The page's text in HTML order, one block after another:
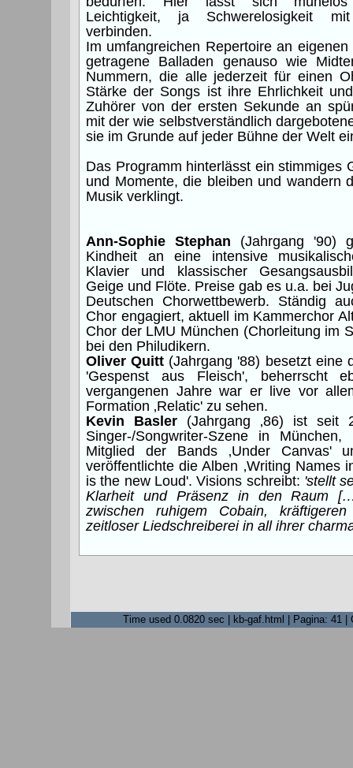
Leichtigkeit, ja Schwerelosigkeit
verbinden.
Im umfangreichen Repertoire an
getragene Balladen genauso wie
Nummern, die alle jederzeit für einen
Stärke der Songs ist ihre Ehrlichkeit
Zuhörer von der ersten Sekunde an
mit der wie selbstverständlich
sie im Grunde auf jeder Bühne der Welt
Das Programm hinterlässt ein stimmiges
und Momente, die bleiben und wandern
Musik verklingt.
Ann-Sophie Stephan (Jahrgang '90)
Kindheit an eine intensive
Klavier und klassischer
Geige und Flöte. Preise gab es u.a. bei
Deutschen Chorwettbewerb. Ständig
Chor engagiert, aktuell im Kammerchor
Chor der LMU München (Chorleitung im
bei den Philudikern.
Oliver Quitt (Jahrgang '88) besetzt eine
'Gespenst aus Fleisch', beherrscht
vergangenen Jahre war er live vor
Formation ‚Relatic' zu sehen.
Kevin Basler (Jahrgang ‚86) ist seit
Singer-/Songwriter-Szene in
Mitglied der Bands ‚Under Canvas'
veröffentlichte die Alben ‚Writing Names
is the new Loud'. Visions schreibt: 'stellt
Klarheit und Präsenz in den Raum
zwischen ruhigem Cobain,
zeitloser Liedschreiberei in all ihrer
Time used 0.0820 sec | kb-gaf.html | Pagina: 41